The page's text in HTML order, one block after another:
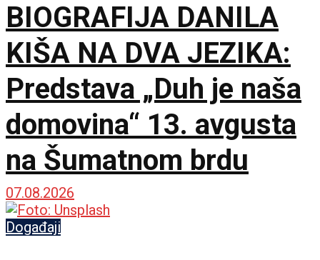
BIOGRAFIJA DANILA
KIŠA NA DVA JEZIKA:
Predstava „Duh je naša
domovina“ 13. avgusta
na Šumatnom brdu
07.08.2026
Događaji